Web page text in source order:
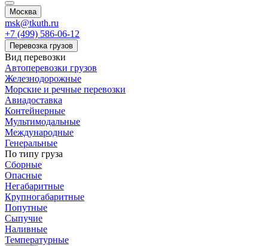
Москва
msk@tkuth.ru
+7 (499) 586-06-12
Перевозка грузов
Вид перевозки
Автоперевозки грузов
Железнодорожные
Морские и речные перевозки
Авиадоставка
Контейнерные
Мультимодальные
Международные
Генеральные
По типу груза
Сборные
Опасные
Негабаритные
Крупногабаритные
Попутные
Сыпучие
Наливные
Температурные